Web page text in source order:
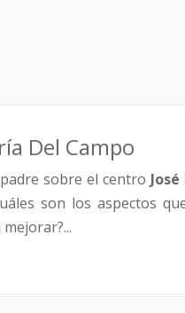
Del Campo
sobre el centro
son los aspectos